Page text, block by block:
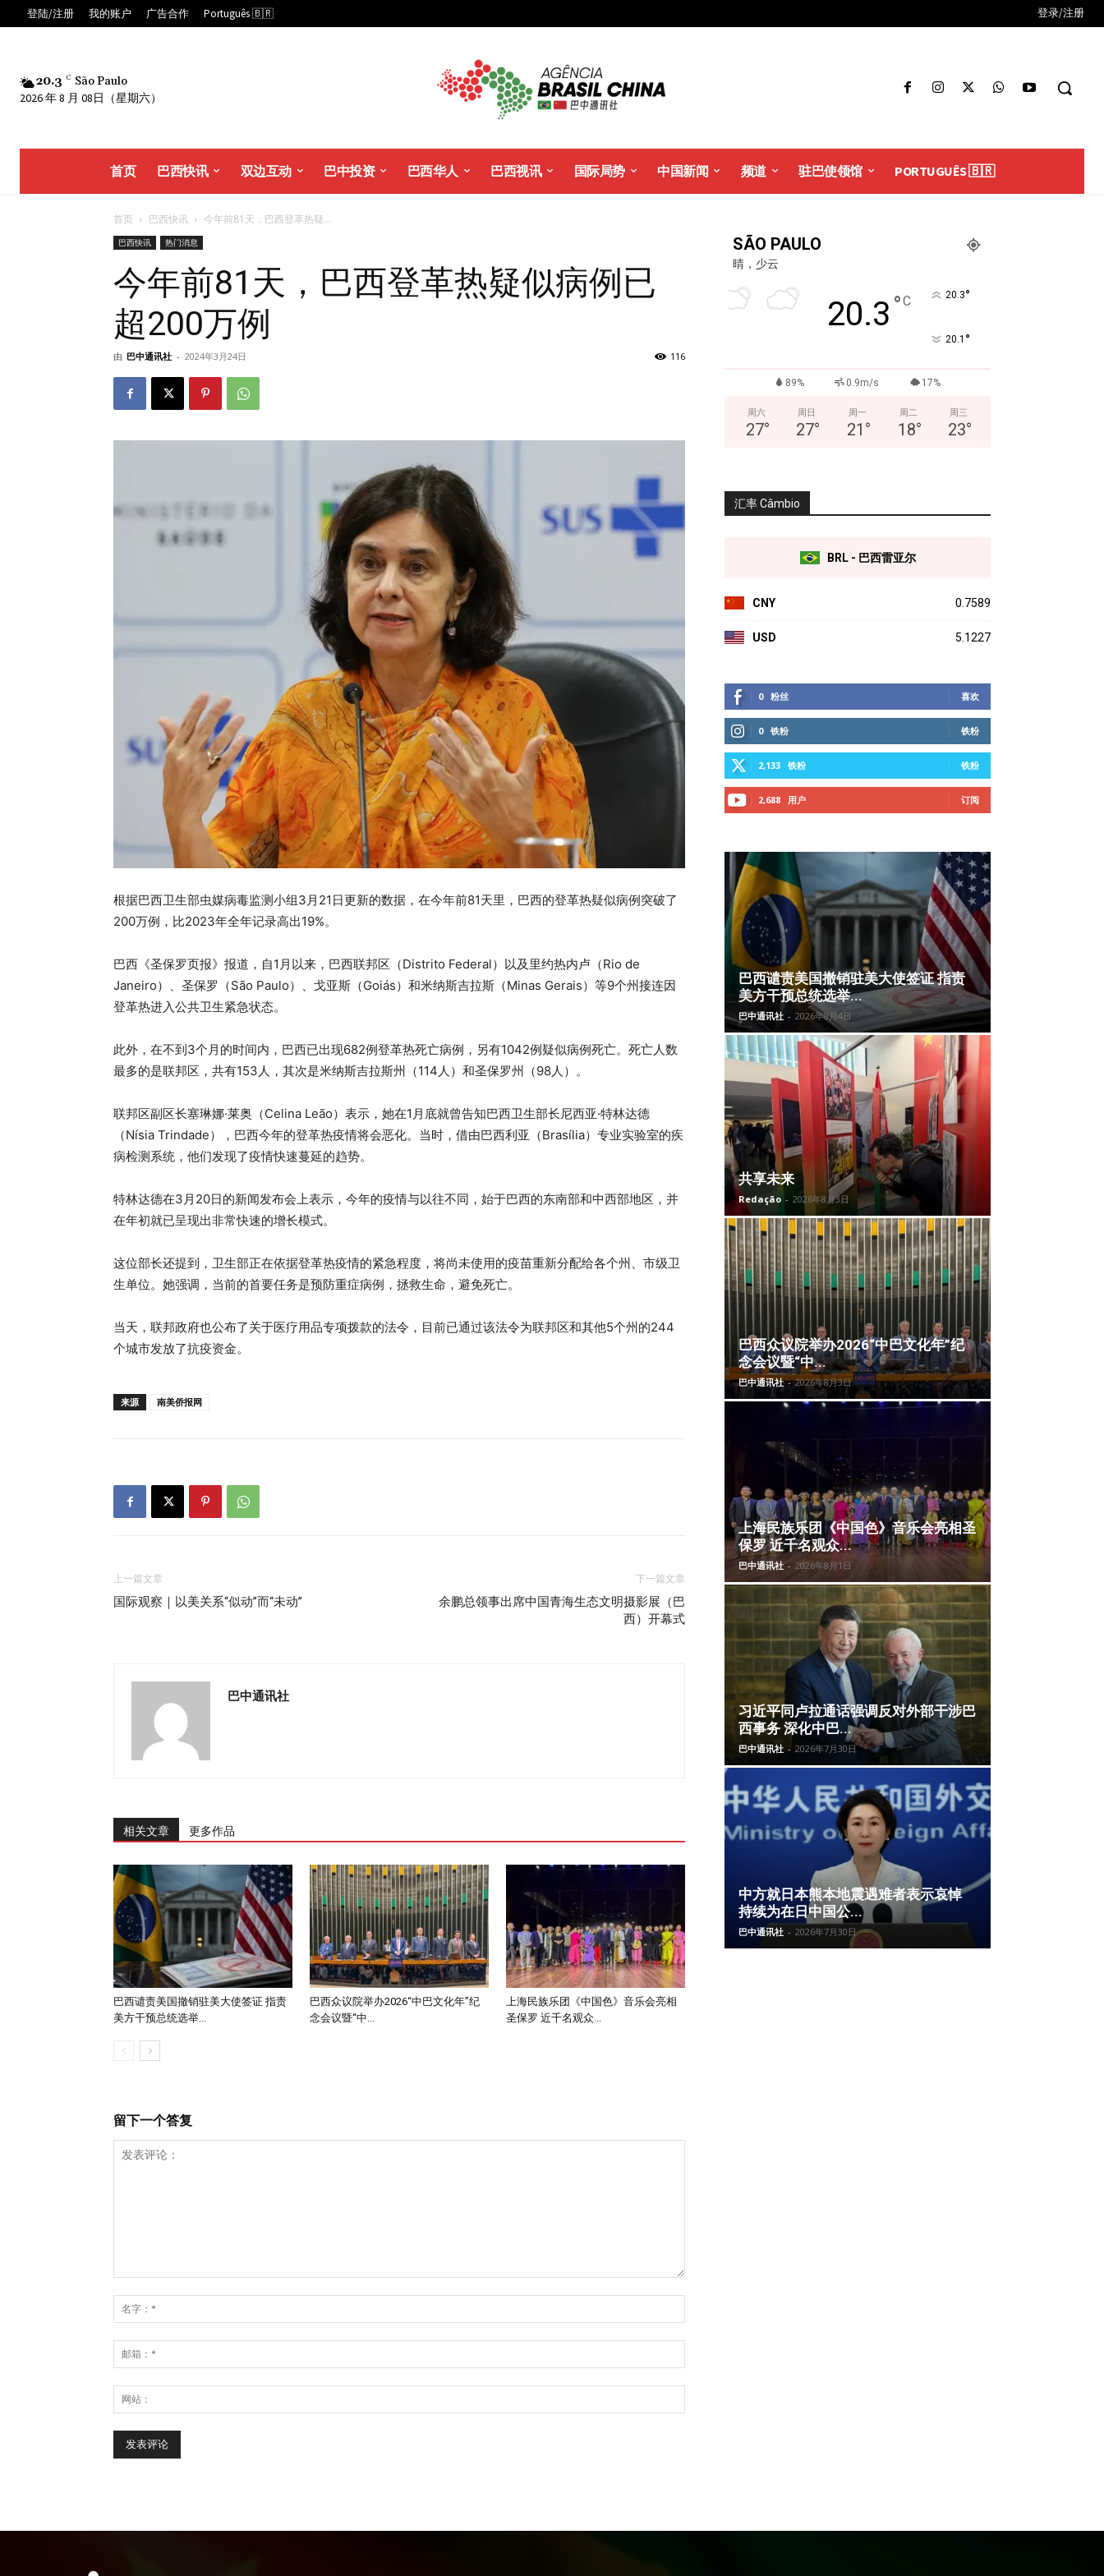
登陆/注册 我的账户 广告合作 Português 🇧🇷 登录/注册
20.3 C São Paulo
2026 年 8 月 08日（星期六）
首页 巴西快讯 双边互动 巴中投资 巴西华人 巴西视讯 国际局势 中国新闻 频道 驻巴使领馆 PORTUGUÊS 🇧🇷
首页 巴西快讯 今年前81天，巴西登革热疑...
巴西快讯 热门消息
今年前81天，巴西登革热疑似病例已
超200万例
由 巴中通讯社 - 2024年3月24日 116
根据巴西卫生部虫媒病毒监测小组3月21日更新的数据，在今年前81天里，巴西的登革热疑似病例突破了
200万例，比2023年全年记录高出19%。
巴西《圣保罗页报》报道，自1月以来，巴西联邦区（Distrito Federal）以及里约热内卢（Rio de
Janeiro）、圣保罗（São Paulo）、戈亚斯（Goiás）和米纳斯吉拉斯（Minas Gerais）等9个州接连因
登革热进入公共卫生紧急状态。
此外，在不到3个月的时间内，巴西已出现682例登革热死亡病例，另有1042例疑似病例死亡。死亡人数
最多的是联邦区，共有153人，其次是米纳斯吉拉斯州（114人）和圣保罗州（98人）。
联邦区副区长塞琳娜·莱奥（Celina Leão）表示，她在1月底就曾告知巴西卫生部长尼西亚·特林达德
（Nísia Trindade），巴西今年的登革热疫情将会恶化。当时，借由巴西利亚（Brasília）专业实验室的疾
病检测系统，他们发现了疫情快速蔓延的趋势。
特林达德在3月20日的新闻发布会上表示，今年的疫情与以往不同，始于巴西的东南部和中西部地区，并
在年初就已呈现出非常快速的增长模式。
这位部长还提到，卫生部正在依据登革热疫情的紧急程度，将尚未使用的疫苗重新分配给各个州、市级卫
生单位。她强调，当前的首要任务是预防重症病例，拯救生命，避免死亡。
当天，联邦政府也公布了关于医疗用品专项拨款的法令，目前已通过该法令为联邦区和其他5个州的244
个城市发放了抗疫资金。
来源 南美侨报网
上一篇文章
国际观察｜以美关系“似动”而“未动”
下一篇文章
余鹏总领事出席中国青海生态文明摄影展（巴
西）开幕式
巴中通讯社
相关文章 更多作品
巴西谴责美国撤销驻美大使签证 指责
美方干预总统选举...
巴西众议院举办2026“中巴文化年”纪
念会议暨“中...
上海民族乐团《中国色》音乐会亮相
圣保罗 近千名观众...
留下一个答复
SÃO PAULO
晴，少云
20.3 °C 20.3°
20.1 °
89% 0.9m/s 17%
周六
27°
周日
27°
周一
21 °
周二
18°
周三
23°
汇率 Câmbio
BRL - 巴西雷亚尔
CNY 0.7589
USD 5.1227
0 粉丝 喜欢
0 铁粉 铁粉
2,133 铁粉 铁粉
2,688 用户 订阅
巴西谴责美国撤销驻美大使签证 指责
美方干预总统选举...
巴中通讯社 - 2026年8月4日
共享未来
Redação - 2026年8月3日
巴西众议院举办2026“中巴文化年”纪
念会议暨“中...
巴中通讯社 - 2026年8月3日
上海民族乐团《中国色》音乐会亮相圣
保罗 近千名观众...
巴中通讯社 - 2026年8月1日
习近平同卢拉通话强调反对外部干涉巴
西事务 深化中巴...
巴中通讯社 - 2026年7月30日
中方就日本熊本地震遇难者表示哀悼
持续为在日中国公...
巴中通讯社 - 2026年7月30日